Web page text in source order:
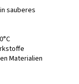
sauberes
Materialien